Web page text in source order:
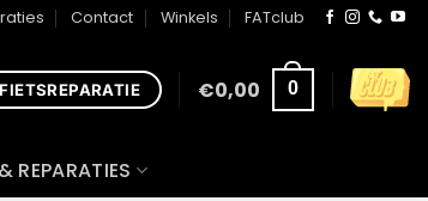
Contact Winkels FATclub
FIETSREPARATIE €0,00 0
REPARATIES